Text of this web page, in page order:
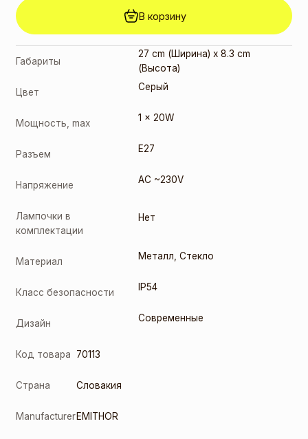
В корзину
Габариты
27 cm (Ширина) x 8.3 cm
(Высота)
Цвет Серый
Мощность, max 1 x 20W
Разъем E27
Напряжение AC ~230V
Лампочки в
комплектации
Нет
Материал Металл ,Стекло
Класс безопасности IP54
Дизайн Современные
Код товара 70113
Страна Словакия
ManufacturerEMITHOR